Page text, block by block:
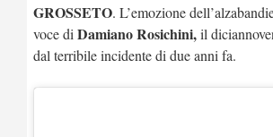
GROSSETO. L’emozione
voce di Damiano Rosichini,il
dal terribile incidente di due anni fa.